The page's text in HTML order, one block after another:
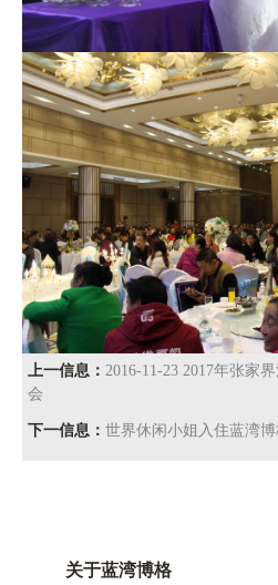
上一信息： 2016-11-23 2017年张家
会
下一信息： 世界休闲小姐入住蓝湾
关于蓝湾博格